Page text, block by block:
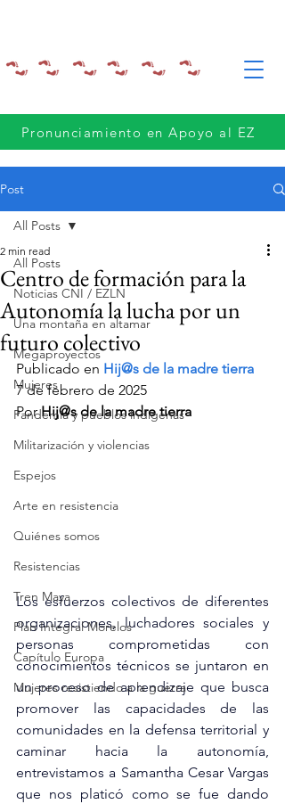
Pronunciamiento en Apoyo al EZ
Post
All Posts
Noticias CNI / EZLN
Una montaña en altamar
Megaproyectos
Mujeres
Pandemia y pueblos indígenas
Militarización y violencias
Espejos
Arte en resistencia
Quiénes somos
Resistencias
Tren Maya
Plan Integral Morelos
Capítulo Europa
Mujeres resistiendo a la guerra
All Posts
Centro de formación para la
Autonomía la lucha por un
futuro colectivo
2 min read
Publicado en Hij@s de la madre tierra
7 de febrero de 2025
Por Hij@s de la madre tierra
Los esfuerzos colectivos de diferentes
organizaciones, luchadores sociales y
personas comprometidas con
conocimientos técnicos se juntaron en
un proceso de aprendizaje que busca
promover las capacidades de las
comunidades en la defensa territorial y
caminar hacia la autonomía,
entrevistamos a Samantha Cesar Vargas
que nos platicó como se fue dando